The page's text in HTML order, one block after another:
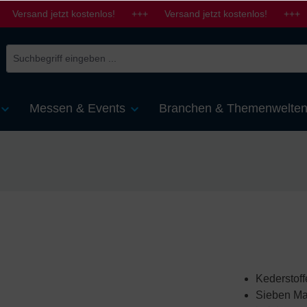
jetzt kostenlos! +++ Versand jetzt kostenlos! +++
Messen & Events Branchen & Themenwelten
Sieben